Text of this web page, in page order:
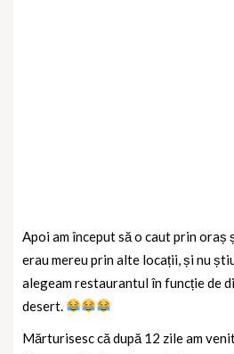
Apoi am început să o caut prin oraș
erau mereu prin alte locații, și nu
alegeam restaurantul în funcție de
desert.
Mărturisesc că după 12 zile am